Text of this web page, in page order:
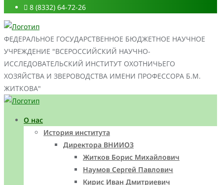
8 (8332) 64-72-26
ФЕДЕРАЛЬНОЕ ГОСУДАРСТВЕННОЕ БЮДЖЕТНОЕ НАУЧНОЕ
УЧРЕЖДЕНИЕ "ВСЕРОССИЙСКИЙ НАУЧНО-
ИССЛЕДОВАТЕЛЬСКИЙ ИНСТИТУТ ОХОТНИЧЬЕГО
ХОЗЯЙСТВА И ЗВЕРОВОДСТВА ИМЕНИ ПРОФЕССОРА Б.М.
ЖИТКОВА"
О нас
История института
Директора ВНИИОЗ
Житков Борис Михайлович
Наумов Сергей Павлович
Кирис Иван Дмитриевич